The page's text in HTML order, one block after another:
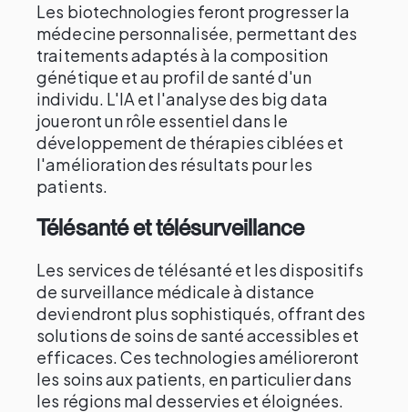
Les biotechnologies feront progresser la
médecine personnalisée, permettant des
traitements adaptés à la composition
génétique et au profil de santé d'un
individu. L'IA et l'analyse des big data
joueront un rôle essentiel dans le
développement de thérapies ciblées et
l'amélioration des résultats pour les
patients.
Télésanté et télésurveillance
Les services de télésanté et les dispositifs
de surveillance médicale à distance
deviendront plus sophistiqués, offrant des
solutions de soins de santé accessibles et
efficaces. Ces technologies amélioreront
les soins aux patients, en particulier dans
les régions mal desservies et éloignées.